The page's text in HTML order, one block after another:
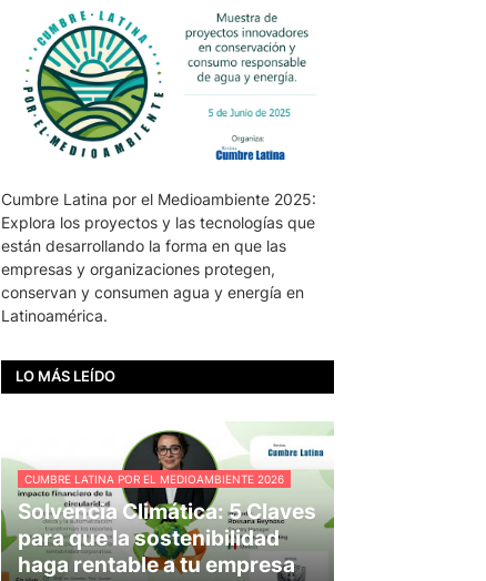
Cumbre Latina por el Medioambiente 2025:
Explora los proyectos y las tecnologías que
están desarrollando la forma en que las
empresas y organizaciones protegen,
conservan y consumen agua y energía en
Latinoamérica.
LO MÁS LEÍDO
CUMBRE LATINA POR EL MEDIOAMBIENTE 2026
Solvencia Climática: 5 Claves
para que la sostenibilidad
haga rentable a tu empresa